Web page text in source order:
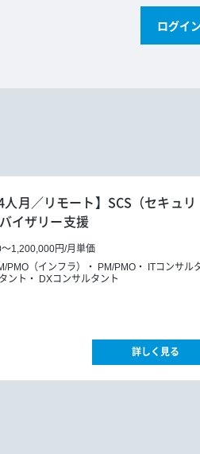
ログイ
人月／リモート】SCS（セキュリ
イザリー支援
～1,200,000円/月単価
PMO（インフラ） PM/PMO
ITコンサル
ント DXコンサルタント
詳しく見る